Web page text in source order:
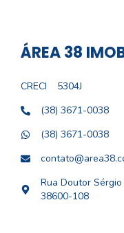
ÁREA 38
CRECI
5304J
(38) 3671-0038
(38) 3671-0038
Rua Doutor
38600-108